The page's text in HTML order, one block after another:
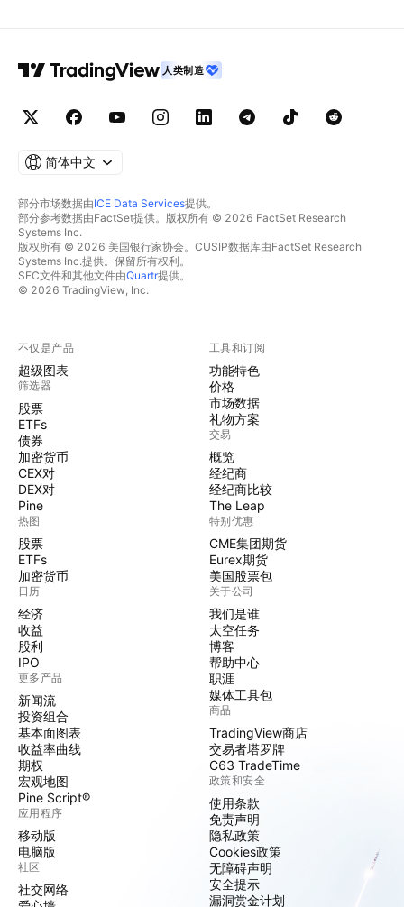
人类制造
简体中文
部分市场数据由ICE Data Services提供。
部分参考数据由FactSet提供。版权所有 © 2026 FactSet Research
Systems Inc.
版权所有 © 2026 美国银行家协会。CUSIP数据库由FactSet Research
Systems Inc.提供。保留所有权利。
SEC文件和其他文件由Quartr提供。
© 2026 TradingView, Inc.
不仅是产品
超级图表
筛选器
股票
ETFs
债券
加密货币
CEX对
DEX对
Pine
热图
股票
ETFs
加密货币
日历
经济
收益
股利
IPO
更多产品
新闻流
投资组合
基本面图表
收益率曲线
期权
宏观地图
Pine Script®
应用程序
移动版
电脑版
社区
社交网络
工具和订阅
功能特色
价格
市场数据
礼物方案
交易
概览
经纪商
经纪商比较
The Leap
特别优惠
CME集团期货
Eurex期货
美国股票包
关于公司
我们是谁
太空任务
博客
帮助中心
职涯
媒体工具包
商品
TradingView商店
交易者塔罗牌
C63 TradeTime
政策和安全
使用条款
免责声明
隐私政策
Cookies政策
无障碍声明
安全提示
漏洞赏金计划